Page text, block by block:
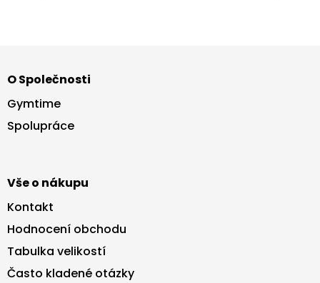
p
a
O Společnosti
Gymtime
Spolupráce
Vše o nákupu
Kontakt
Hodnocení obchodu
Tabulka velikostí
Často kladené otázky